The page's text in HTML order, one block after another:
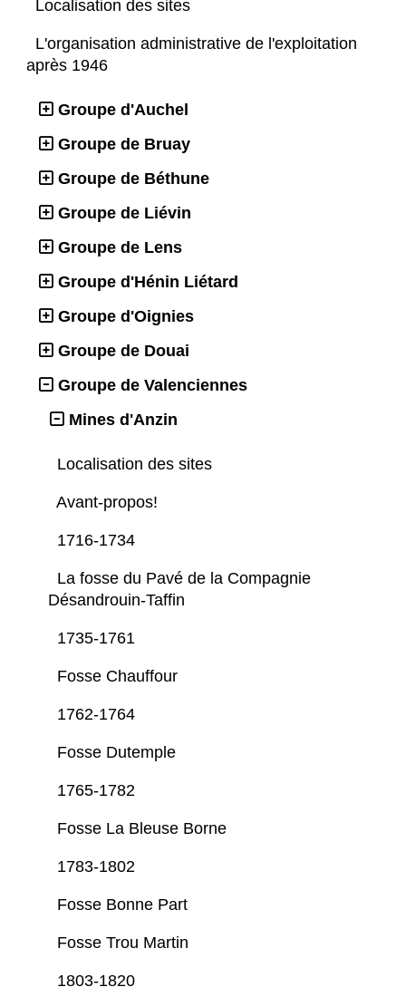
Localisation des sites
L'organisation administrative de l'exploitation
après 1946
Groupe d'Auchel
Groupe de Bruay
Groupe de Béthune
Groupe de Liévin
Groupe de Lens
Groupe d'Hénin Liétard
Groupe d'Oignies
Groupe de Douai
Groupe de Valenciennes
Mines d'Anzin
Localisation des sites
Avant-propos!
1716-1734
La fosse du Pavé de la Compagnie
Désandrouin-Taffin
1735-1761
Fosse Chauffour
1762-1764
Fosse Dutemple
1765-1782
Fosse La Bleuse Borne
1783-1802
Fosse Bonne Part
Fosse Trou Martin
1803-1820